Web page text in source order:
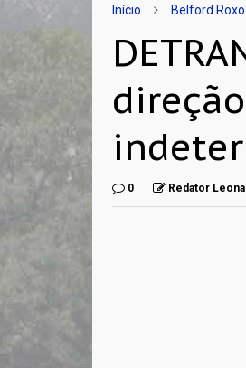
Início Belford Roxo
0 Redator